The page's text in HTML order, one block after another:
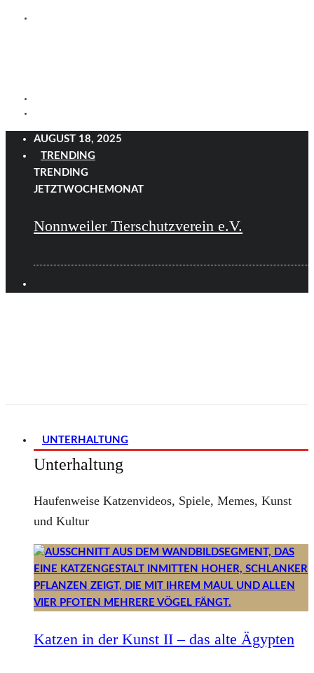
AUGUST 18, 2025
TRENDING
TRENDING
JETZTWOCHE MONAT
Nonnweiler Tierschutzverein e.V.
UNTERHALTUNG
Unterhaltung
Haufenweise Katzenvideos, Spiele, Memes, Kunst
und Kultur
Katzen in der Kunst II – das alte Ägypten